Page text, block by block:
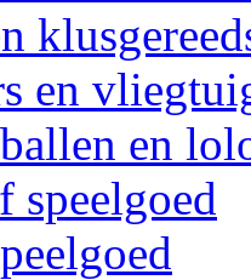
en
en
speelgoed